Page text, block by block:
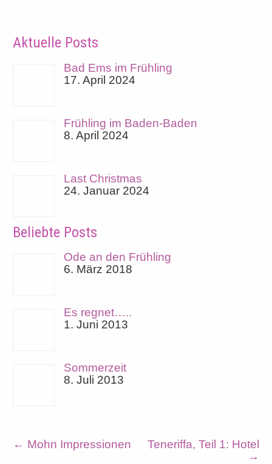
Aktuelle Posts
Bad Ems im Frühling
17. April 2024
Frühling im Baden-Baden
8. April 2024
Last Christmas
24. Januar 2024
Beliebte Posts
Ode an den Frühling
6. März 2018
Es regnet…..
1. Juni 2013
Sommerzeit
8. Juli 2013
← Mohn Impressionen
Teneriffa, Teil 1: Hotel
→